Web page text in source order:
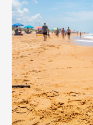
santé du
vétérinaire
santé
est apte à
risque